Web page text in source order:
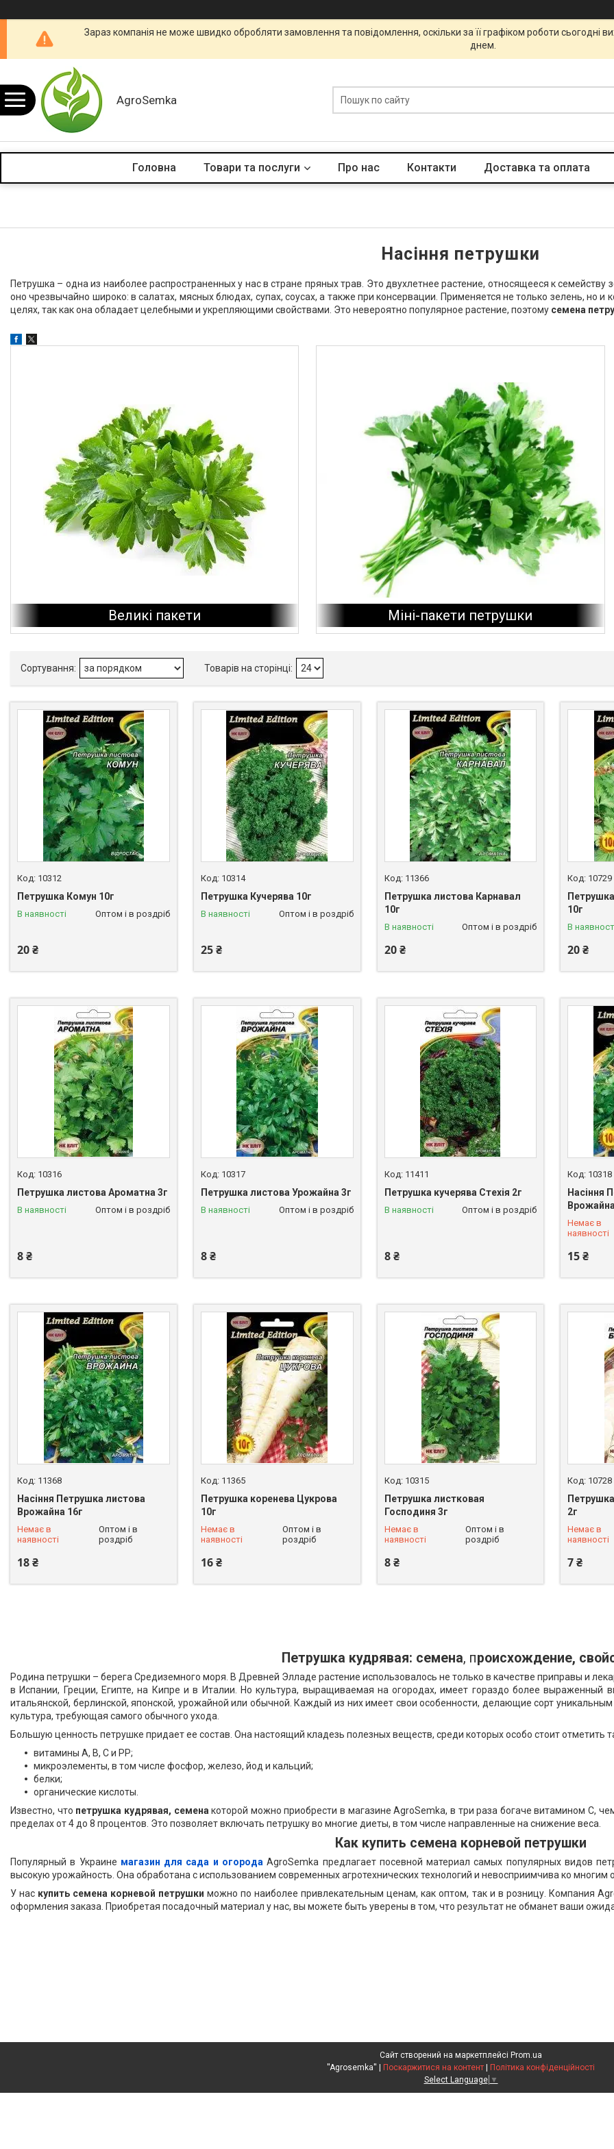
Зараз компанія не може швидко обробляти замовлення та повідомлення, оскільки за її графіком роботи
днем.
AgroSemka
Головна Товари та послуги Про нас Контакти Доставка та оплата
Насіння петрушки
Петрушка – одна из наиболее распространенных у нас в стране пряных трав. Это двухлетнее растение, относящееся к семейству
оно чрезвычайно широко: в салатах, мясных блюдах, супах, соусах, а также при консервации. Применяется не только зелень, но
целях, так как она обладает целебными и укрепляющими свойствами. Это невероятно популярное растение, поэтому семена
Великі пакети Міні-пакети петрушки
10312
Петрушка Комун 10г
В наявності Оптом і в роздріб
20 ₴
10314
Петрушка Кучерява 10г
В наявності Оптом і в роздріб
25 ₴
11366
Петрушка листова Карнавал
10г
В наявності Оптом і в роздріб
20 ₴
10729
10г
В
20 ₴
10316
Петрушка листова Ароматна 3г
В наявності Оптом і в роздріб
8 ₴
10317
Петрушка листова Урожайна 3г
В наявності Оптом і в роздріб
8 ₴
11411
Петрушка кучерява Стехія 2г
В наявності Оптом і в роздріб
8 ₴
10318
Насіння
Немає в
наявності
15 ₴
+380 (68)
11368
Насіння Петрушка листова
Врожайна 16г
Немає в
наявності
Оптом і в
роздріб
18 ₴
+380 (68) 258-06-35
11365
Петрушка коренева Цукрова
10г
Немає в
наявності
Оптом і в
роздріб
16 ₴
10315
Петрушка листковая
Господиня 3г
Немає в
наявності
Оптом і в
роздріб
8 ₴
+380 (68) 258-06-35
10728
2г
Немає в
наявності
7 ₴
Петрушка кудрявая: семена, происхождение,
Родина петрушки – берега Средиземного моря. В Древней Элладе растение использовалось не только в качестве приправы и
в Испании, Греции, Египте, на Кипре и в Италии. Но культура, выращиваемая на огородах, имеет гораздо более выраженный
итальянской, берлинской, японской, урожайной или обычной. Каждый из них имеет свои особенности, делающие сорт
культура, требующая самого обычного ухода.
Большую ценность петрушке придает ее состав. Она настоящий кладезь полезных веществ, среди которых особо стоит отметить
витамины А, В, С и PP;
микроэлементы, в том числе фосфор, железо, йод и кальций;
белки;
органические кислоты.
Известно, что петрушка кудрявая, семена которой можно приобрести в магазине AgroSemka, в три раза богаче витамином С,
пределах от 4 до 8 процентов. Это позволяет включать петрушку во многие диеты, в том числе направленные на снижение веса.
Как купить семена корневой петрушки
Популярный в Украине магазин для сада и огорода AgroSemka предлагает посевной материал самых популярных видов
высокую урожайность. Она обработана с использованием современных агротехнических технологий и невосприимчива ко многим
У нас купить семена корневой петрушки можно по наиболее привлекательным ценам, как оптом, так и в розницу. Компания
оформления заказа. Приобретая посадочный материал у нас, вы можете быть уверены в том, что результат не обманет ваши
Сайт створений на маркетплейсі Prom.ua
''Agrosemka'' | Поскаржитися на контент | Політика конфіденційності
Select Language ▼